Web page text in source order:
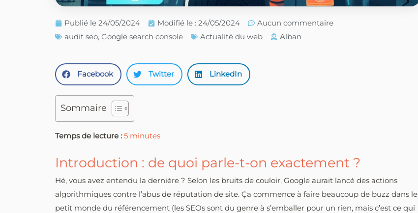
Publié le 24/05/2024 Modifié le : 24/05/2024
Aucun commentaire
audit seo, Google search console Actualité du web Alban
Facebook Twitter LinkedIn
Sommaire
Temps de lecture : 5 minutes
Introduction : de quoi parle-t-on exactement ?
Hé, vous avez entendu la dernière ? Selon les bruits de couloir, Google aurait lancé des actions
algorithmiques contre l’abus de réputation de site. Ça commence à faire beaucoup de buzz dans le
petit monde du référencement (les SEOs sont du genre à s’emballer pour un rien, mais c’est ce qui